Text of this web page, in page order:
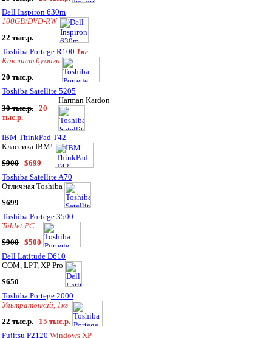
Dell Inspiron 630m
100GB/DVD-RW
22 тыс.р.
Toshiba Portege R100 1кг
Как лист бумаги
20 тыс.р.
Toshiba Satellite 5205
Harman Kardon
30 тыс.р.
20
тыс.р.
IBM ThinkPad T42
Классика IBM!
$900
$699
Toshiba Satellite A70
Отличная Toshiba
$699
Toshiba Portege 3500
Tablet PC
$900
$500
Dell Latitude D610
COM, LPT, XP Pro
$650
Toshiba Portege 2000
Ультратонкий, 1кг
22 тыс.р.
15 тыс.р.
Fujitsu P2120 Windows XP